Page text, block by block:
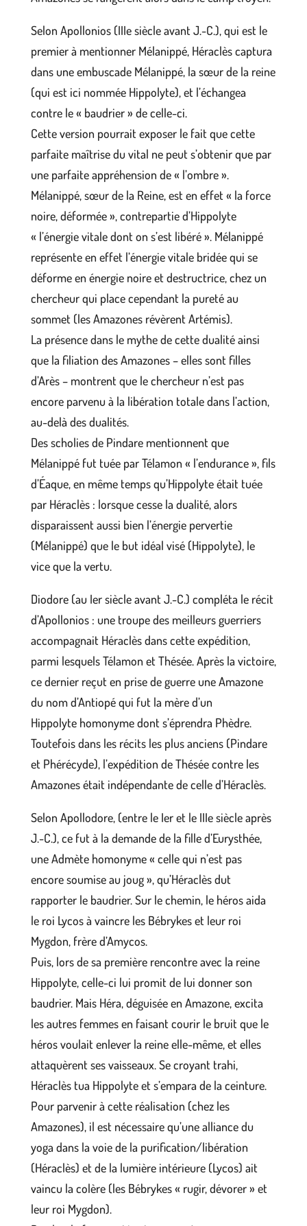
Selon Apollonios (IIIe siècle avant J.-C.), qui est le
premier à mentionner Mélanippé, Héraclès captura
dans une embuscade Mélanippé, la sœur de la reine
(qui est ici nommée Hippolyte), et l’échangea
contre le « baudrier » de celle-ci.
Cette version pourrait exposer le fait que cette
parfaite maîtrise du vital ne peut s’obtenir que par
une parfaite appréhension de « l’ombre ».
Mélanippé, sœur de la Reine, est en effet « la force
noire, déformée », contrepartie d’Hippolyte
« l’énergie vitale dont on s’est libéré ». Mélanippé
représente en effet l’énergie vitale bridée qui se
déforme en énergie noire et destructrice, chez un
chercheur qui place cependant la pureté au
sommet (les Amazones révèrent Artémis).
La présence dans le mythe de cette dualité ainsi
que la filiation des Amazones – elles sont filles
d’Arès – montrent que le chercheur n’est pas
encore parvenu à la libération totale dans l’action,
au-delà des dualités.
Des scholies de Pindare mentionnent que
Mélanippé fut tuée par Télamon « l’endurance », fils
d’Éaque, en même temps qu’Hippolyte était tuée
par Héraclès : lorsque cesse la dualité, alors
disparaissent aussi bien l’énergie pervertie
(Mélanippé) que le but idéal visé (Hippolyte), le
vice que la vertu.
Diodore (au Ier siècle avant J.-C.) compléta le récit
d’Apollonios : une troupe des meilleurs guerriers
accompagnait Héraclès dans cette expédition,
parmi lesquels Télamon et Thésée. Après la victoire,
ce dernier reçut en prise de guerre une Amazone
du nom d’Antiopé qui fut la mère d’un
Hippolyte homonyme dont s’éprendra Phèdre.
Toutefois dans les récits les plus anciens (Pindare
et Phérécyde), l’expédition de Thésée contre les
Amazones était indépendante de celle d’Héraclès.
Selon Apollodore, (entre le Ier et le IIIe siècle après
J.-C.), ce fut à la demande de la fille d’Eurysthée,
une Admète homonyme « celle qui n’est pas
encore soumise au joug », qu’Héraclès dut
rapporter le baudrier. Sur le chemin, le héros aida
le roi Lycos à vaincre les Bébrykes et leur roi
Mygdon, frère d’Amycos.
Puis, lors de sa première rencontre avec la reine
Hippolyte, celle-ci lui promit de lui donner son
baudrier. Mais Héra, déguisée en Amazone, excita
les autres femmes en faisant courir le bruit que le
héros voulait enlever la reine elle-même, et elles
attaquèrent ses vaisseaux. Se croyant trahi,
Héraclès tua Hippolyte et s’empara de la ceinture.
Pour parvenir à cette réalisation (chez les
Amazones), il est nécessaire qu’une alliance du
yoga dans la voie de la purification/libération
(Héraclès) et de la lumière intérieure (Lycos) ait
vaincu la colère (les Bébrykes « rugir, dévorer » et
leur roi Mygdon).